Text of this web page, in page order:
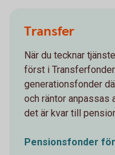
Transfer
När du tecknar
först i
generationsfonder
och räntor anpassas
det är kvar till
Pensionsfonder